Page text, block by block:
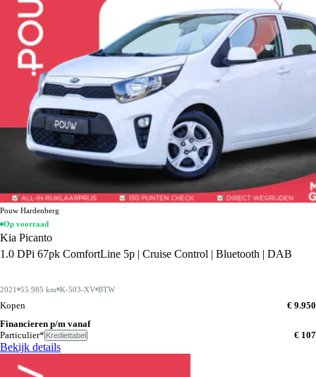
Pouw Hardenberg
Op voorraad
Kia Picanto
1.0 DPi 67pk ComfortLine 5p | Cruise Control | Bluetooth | DAB
2021 55.985 km K-503-XV BTW
Kopen
€ 9.950
Financieren p/m vanaf
Particulier* Krediettabel € 107
Bekijk details